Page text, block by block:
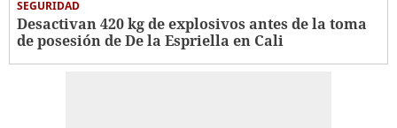
SEGURIDAD
Desactivan 420 kg de explosivos antes de la toma
de posesión de De la Espriella en Cali